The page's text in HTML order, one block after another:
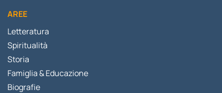
AREE
Letteratura
Spiritualità
Storia
Famiglia & Educazione
Biografie